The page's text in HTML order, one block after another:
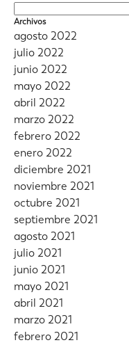
Cister
–
La
Archivos
agosto 2022
julio 2022
junio 2022
mayo 2022
abril 2022
marzo 2022
febrero 2022
enero 2022
diciembre 2021
noviembre 2021
octubre 2021
septiembre 2021
agosto 2021
julio 2021
junio 2021
mayo 2021
abril 2021
marzo 2021
febrero 2021